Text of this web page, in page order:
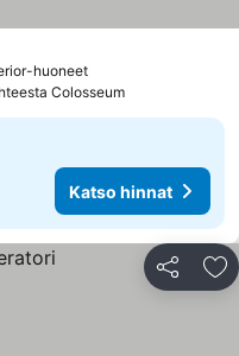
huoneet
Colosseum
Katso hinnat
Jaa